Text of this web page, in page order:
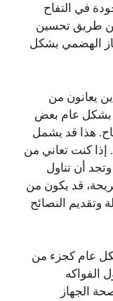
في التفاح
طريق تحسين
الهضمي بشكل
يعانون من
بشكل عام بعض
هذا قد يشمل
إذا كنت تعاني من
أن تناول
قد يكون من
وتقديم النصائح
عام كجزء من
الفواكه
الجهاز